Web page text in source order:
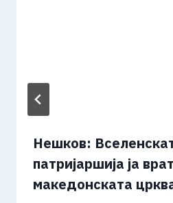
Нешков:
патријаршија ја
македонската